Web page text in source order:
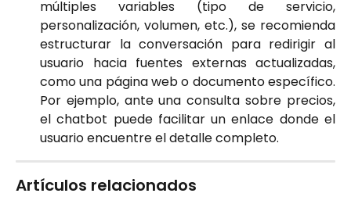
múltiples variables (tipo de servicio,
personalización, volumen, etc.), se recomienda
estructurar la conversación para redirigir al
usuario hacia fuentes externas actualizadas,
como una página web o documento específico.
Por ejemplo, ante una consulta sobre precios,
el chatbot puede facilitar un enlace donde el
usuario encuentre el detalle completo.
Artículos relacionados